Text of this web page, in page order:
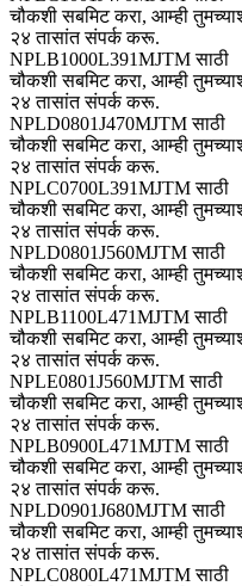
चौकशी सबमिट करा, आम्ही
२४ तासांत संपर्क करू.
NPLB1000L391MJTM साठी
चौकशी सबमिट करा, आम्ही
२४ तासांत संपर्क करू.
NPLD0801J470MJTM साठी
चौकशी सबमिट करा, आम्ही
२४ तासांत संपर्क करू.
NPLC0700L391MJTM साठी
चौकशी सबमिट करा, आम्ही
२४ तासांत संपर्क करू.
NPLD0801J560MJTM साठी
चौकशी सबमिट करा, आम्ही
२४ तासांत संपर्क करू.
NPLB1100L471MJTM साठी
चौकशी सबमिट करा, आम्ही
२४ तासांत संपर्क करू.
NPLE0801J560MJTM साठी
चौकशी सबमिट करा, आम्ही
२४ तासांत संपर्क करू.
NPLB0900L471MJTM साठी
चौकशी सबमिट करा, आम्ही
२४ तासांत संपर्क करू.
NPLD0901J680MJTM साठी
चौकशी सबमिट करा, आम्ही
२४ तासांत संपर्क करू.
NPLC0800L471MJTM साठी